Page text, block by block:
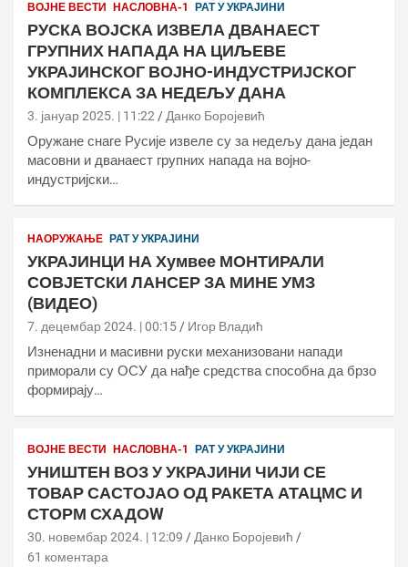
ВОЈНЕ ВЕСТИ НАСЛОВНА-1 РАТ У УКРАЈИНИ
РУСКА ВОЈСКА ИЗВЕЛА ДВАНАЕСТ
ГРУПНИХ НАПАДА НА ЦИЉЕВЕ
УКРАЈИНСКОГ ВОЈНО-ИНДУСТРИЈСКОГ
КОМПЛЕКСА ЗА НЕДЕЉУ ДАНА
3. јануар 2025. | 11:22 Данко Боројевић
Оружане снаге Русије извеле су за недељу дана један
масовни и дванаест групних напада на војно-
индустријски…
НАОРУЖАЊЕ РАТ У УКРАЈИНИ
УКРАЈИНЦИ НА Хумвее МОНТИРАЛИ
СОВЈЕТСКИ ЛАНСЕР ЗА МИНЕ УМЗ
(ВИДЕО)
7. децембар 2024. | 00:15 Игор Владић
Изненадни и масивни руски механизовани напади
приморали су ОСУ да нађе средства способна да брзо
формирају…
ВОЈНЕ ВЕСТИ НАСЛОВНА-1 РАТ У УКРАЈИНИ
УНИШТЕН ВОЗ У УКРАЈИНИ ЧИЈИ СЕ
ТОВАР САСТОЈАО ОД РАКЕТА АТАЦМС И
СТОРМ СХАДОW
30. новембар 2024. | 12:09
Данко Боројевић
61 коментара